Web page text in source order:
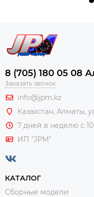
8 (705) 180 05 08
Заказать звонок
info@jpm.kz
Казахстан, Алматы,
7 дней в неделю с
ИП "JPM"
КАТАЛОГ
Сборные модели